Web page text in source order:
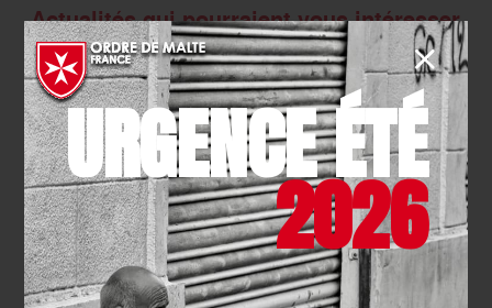
Actualités qui pourraient vous intéresser
URGENCE ÉTÉ
2026